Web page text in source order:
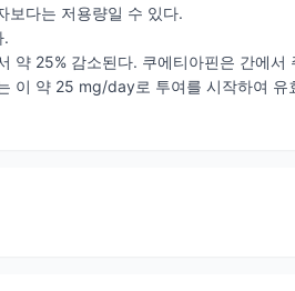
보다는 저용량일 수 있다.
.
약 25% 감소된다. 쿠에티아핀은 간에서
이 약 25 mg/day로 투여를 시작하여